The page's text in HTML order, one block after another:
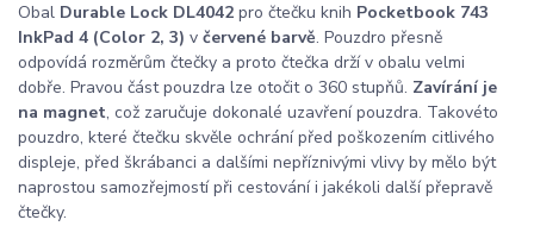
Obal Durable Lock DL4042 pro čtečku knih Pocketbook 743
InkPad 4 (Color 2, 3) v červené barvě. Pouzdro přesně
odpovídá rozměrům čtečky a proto čtečka drží v obalu velmi
dobře. Pravou část pouzdra lze otočit o 360 stupňů. Zavírání je
na magnet, což zaručuje dokonalé uzavření pouzdra. Takovéto
pouzdro, které čtečku skvěle ochrání před poškozením citlivého
displeje, před škrábanci a dalšími nepříznivými vlivy by mělo být
naprostou samozřejmostí při cestování i jakékoli další přepravě
čtečky.